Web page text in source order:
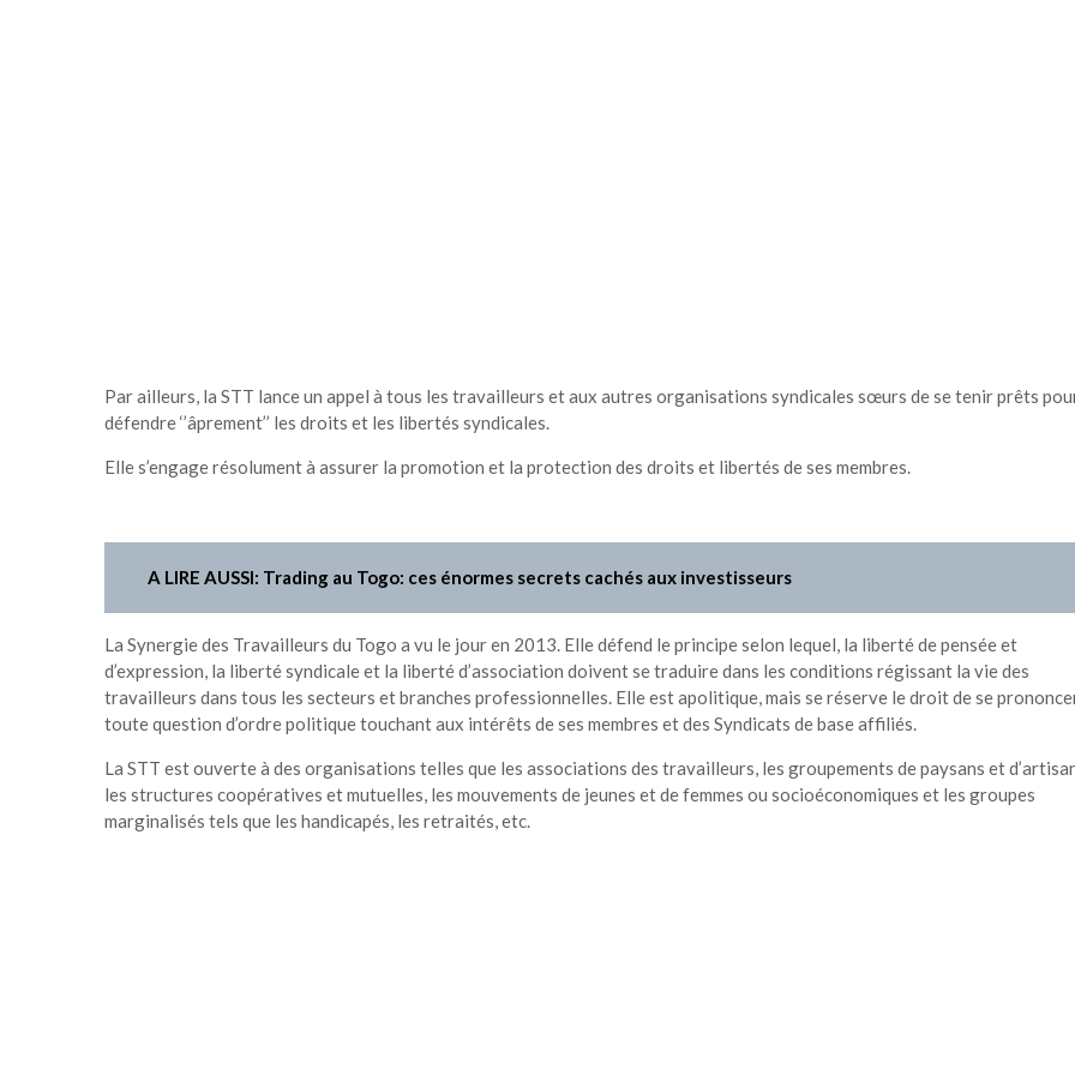
Par ailleurs, la STT lance un appel à tous les travailleurs et aux autres organisations syndicales sœurs de se tenir prêts
défendre ‘’âprement’’ les droits et les libertés syndicales.
Elle s’engage résolument à assurer la promotion et la protection des droits et libertés de ses membres.
A LIRE AUSSI: Trading au Togo: ces énormes secrets cachés aux investisseurs
La Synergie des Travailleurs du Togo a vu le jour en 2013. Elle défend le principe selon lequel, la liberté de pensée et
d’expression, la liberté syndicale et la liberté d’association doivent se traduire dans les conditions régissant la vie des
travailleurs dans tous les secteurs et branches professionnelles. Elle est apolitique, mais se réserve le droit de se
toute question d’ordre politique touchant aux intérêts de ses membres et des Syndicats de base affiliés.
La STT est ouverte à des organisations telles que les associations des travailleurs, les groupements de paysans et
les structures coopératives et mutuelles, les mouvements de jeunes et de femmes ou socioéconomiques et les groupes
marginalisés tels que les handicapés, les retraités, etc.